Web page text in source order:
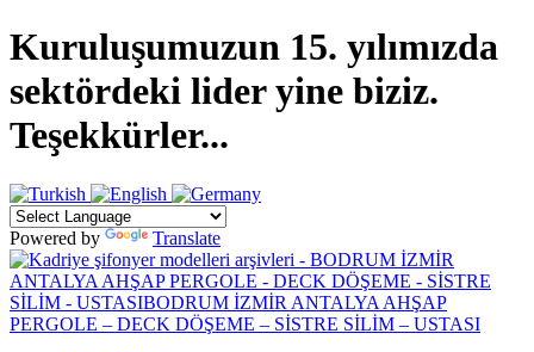
Kuruluşumuzun 15. yılımızda
sektördeki lider yine biziz.
Teşekkürler...
Powered by Translate